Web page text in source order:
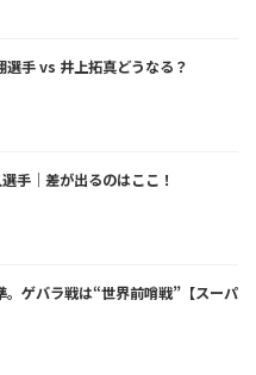
選手 vs 井上拓真どうなる？
手｜差が出るのはここ！
。ゲバラ戦は“世界前哨戦”【スーパ